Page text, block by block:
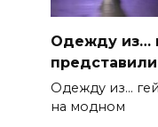
Одежду из…
Одежду из…
на модном